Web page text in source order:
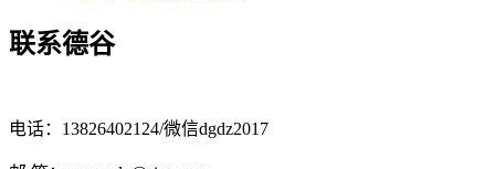
联系德谷
电话：13826402124/微信dgdz2017